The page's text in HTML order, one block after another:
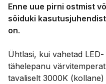
Enne uue pirni ostmist
sõiduki
on.
Ühtlasi, kui vahetad
tähelepanu
tavaliselt 3000K